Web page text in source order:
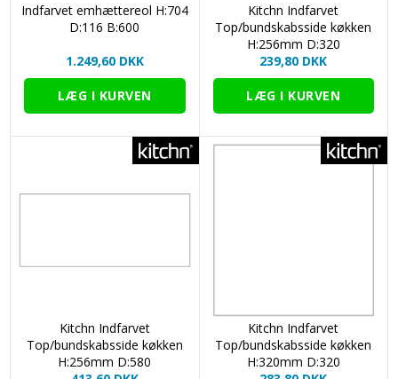
Indfarvet emhættereol H:704
D:116 B:600
1.249,60 DKK
Kitchn Indfarvet
Top/bundskabsside køkken
H:256mm D:320
239,80 DKK
Kitchn Indfarvet
Top/bundskabsside køkken
H:256mm D:580
Kitchn Indfarvet
Top/bundskabsside køkken
H:320mm D:320